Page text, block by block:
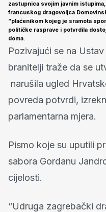
zastupnica svojim javnim
francuskog dragovoljca
“plaćenikom kojeg je sramota
političke rasprave i potvrdila
doma.
Pozivajući se na
branitelji traže da se
narušila ugled
povreda potvrdi,
parlamentarna mjera.
Pismo koje su uputili
sabora Gordanu
cijelosti.
“Udruga zagrebački